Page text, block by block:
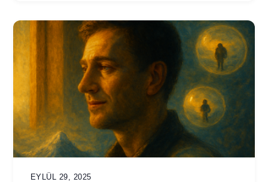
EYLÜL 29, 2025